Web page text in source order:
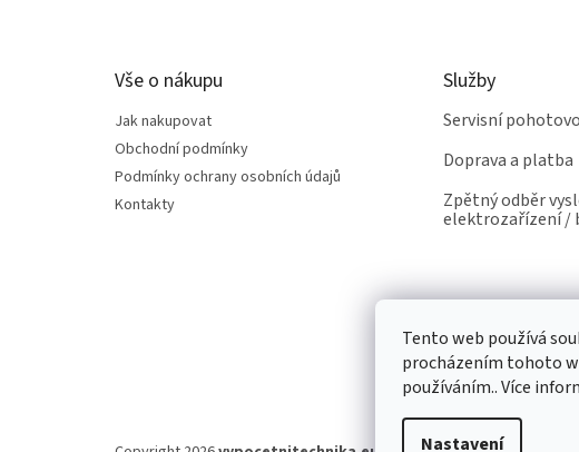
Tento web používá
procházením tohoto
používáním.. Více
Nastavení
Vše o nákupu
Jak nakupovat
Obchodní podmínky
Podmínky ochrany osobních údajů
Kontakty
Služby
Servisní
Doprava a platba
Zpětný odběr
elektrozařízení /